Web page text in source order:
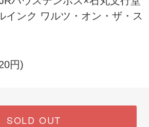
インク ワルツ・オン・ザ・ス
円)
SOLD OUT